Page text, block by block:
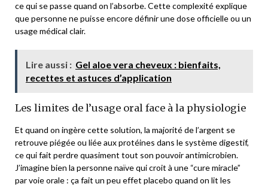
ce qui se passe quand on l’absorbe. Cette complexité explique
que personne ne puisse encore définir une dose officielle ou un
usage médical clair.
Lire aussi : Gel aloe vera cheveux : bienfaits,
recettes et astuces d’application
Les limites de l’usage oral face à la physiologie
Et quand on ingère cette solution, la majorité de l’argent se
retrouve piégée ou liée aux protéines dans le système digestif,
ce qui fait perdre quasiment tout son pouvoir antimicrobien.
J’imagine bien la personne naïve qui croit à une “cure miracle”
par voie orale : ça fait un peu effet placebo quand on lit les